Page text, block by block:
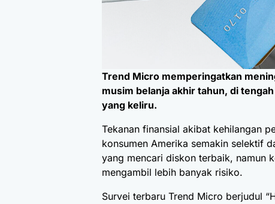
Trend Micro memperingatkan
musim belanja akhir tahun, di
yang keliru.
Tekanan finansial akibat kehilangan
konsumen Amerika semakin selektif
yang mencari diskon terbaik, namun
mengambil lebih banyak risiko.
Survei terbaru Trend Micro berjudul